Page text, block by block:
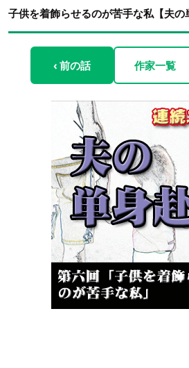
子供を着飾らせるのが苦手な私【夫
‹ 前の話 作家一覧